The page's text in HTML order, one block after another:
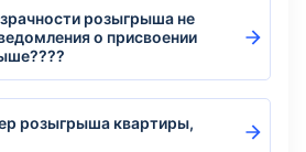
розыгрыша не
о присвоении
розыгрыша квартиры,